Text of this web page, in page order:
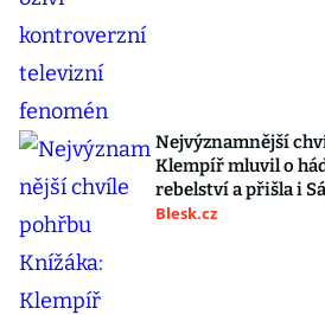
Nejvýznamnější
Klempíř mluvil o
rebelství a přišla i
Blesk.cz